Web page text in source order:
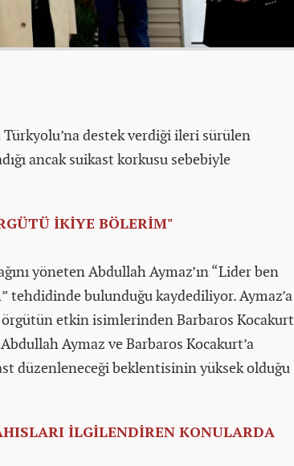
destek verdiği ileri sürülen
ancak suikast korkusu sebebiyle
İKİYE BÖLERİM"
yöneten Abdullah Aymaz’ın “Lider ben
tehdidinde bulunduğu kaydediliyor. Aymaz’a
etkin isimlerinden Barbaros Kocakurt
Aymaz ve Barbaros Kocakurt’a
düzenleneceği beklentisinin yüksek olduğu
İLGİLENDİREN KONULARDA